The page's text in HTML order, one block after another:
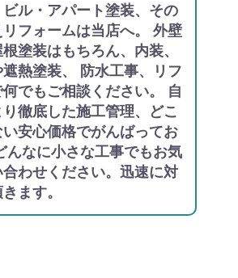
ル・アパート塗装、その
フォームは当店へ。 外壁
塗装はもちろん、内装、
熱塗装、 防水工事、リフ
何でもご相談ください。 自
徹底した施工管理、どこ
安心価格でがんばってお
んなに小さな工事でもお気
わせください。迅速に対
ます。